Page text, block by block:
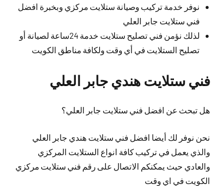
نوفر خدمة تركيب وصيانة ستلايت مركزي وبخبرة افضل
فني ستلايت جابر العلي
لذلك نؤمن فني تصليح ستلايت خدمة 24ساعة لصيانة أو
تصليح الستلايت في أي وقت ولكافة مناطق الكويت
فني ستلايت هندي جابر العلي
هل تبحث عن افضل فني ستلايت جابر العلي؟
نحن نوفر لك أيضا افضل فني ستلايت هندي جابر العلي
والذي يعمل في تركيب كافة انواع الستلايت المركزي
والعادي حيث يمكنكم الاتصال على رقم فني ستلايت مركزي
الكويت في اي وقت